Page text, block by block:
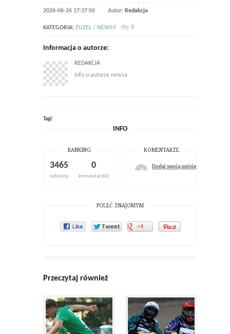
2026-06-26 17:37:50 Autor: Redakcja
KATEGORIA: ZUZEL / NEWSY 0
Informacja o autorze:
REDAKCJA
Info o autorze newsa
Tagi:
INFO
RANKING
3465
odsłony
0
komentarz(e)
KOMENTARZE
Dodaj swoją opinię
POLEĆ ZNAJOMYM
Przeczytaj również